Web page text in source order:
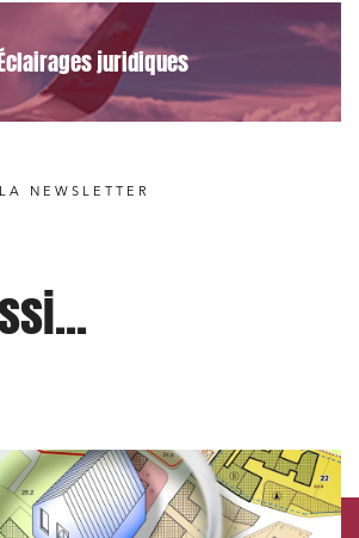
juridiques
NEWSLETTER
et assurance
et Fusions-Acquisitions
lapolitique de confidentialité